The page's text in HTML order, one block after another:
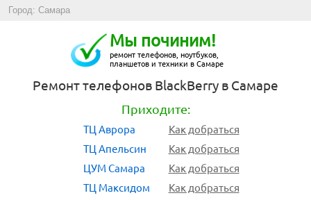
Город: Самара
Мы починим!
ремонт телефонов, ноутбуков,
планшетов и техники в Самаре
Ремонт телефонов BlackBerry в Самаре
Приходите:
ТЦ Аврора
Как добраться
ТЦ Апельсин
Как добраться
ЦУМ Самара
Как добраться
ТЦ Максидом
Как добраться